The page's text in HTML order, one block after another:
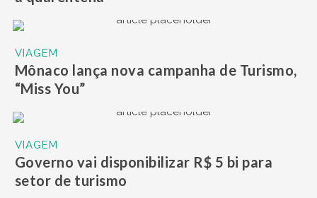
VIAGEM
Mônaco lança nova campanha de Turismo,
“Miss You”
VIAGEM
Governo vai disponibilizar R$ 5 bi para
setor de turismo